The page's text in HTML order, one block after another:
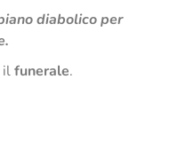
diabolico per
ilfunerale.